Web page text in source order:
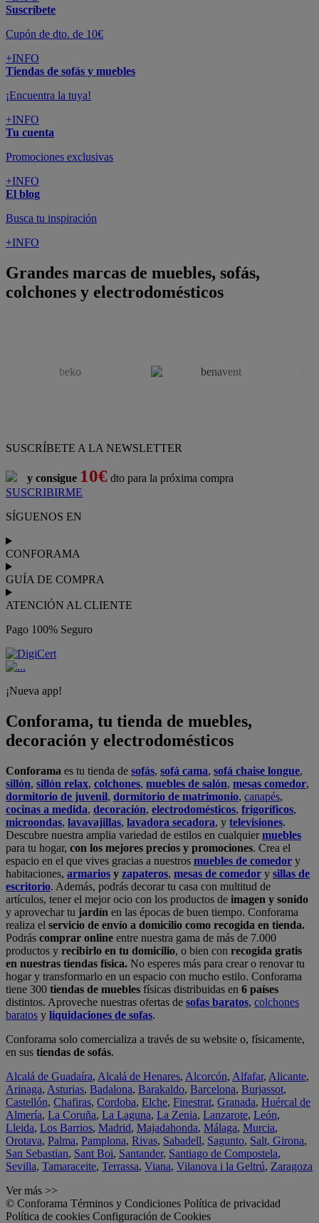
Suscríbete
Cupón de dto. de 10€
+INFO
Tiendas de sofás y muebles
¡Encuentra la tuya!
+INFO
Tu cuenta
Promociones exclusivas
+INFO
El blog
Busca tu inspiración
+INFO
Grandes marcas de muebles, sofás,
colchones y electrodomésticos
SUSCRÍBETE A LA NEWSLETTER
y consigue 10€ dto para la próxima compra
SUSCRIBIRME
SÍGUENOS EN
CONFORAMA
GUÍA DE COMPRA
ATENCIÓN AL CLIENTE
Pago 100% Seguro
¡Nueva app!
Conforama, tu tienda de muebles,
decoración y electrodomésticos
Conforama es tu tienda de sofás, sofá cama, sofá chaise longue,
sillón, sillón relax, colchones, muebles de salón, mesas comedor,
dormitorio de juvenil, dormitorio de matrimonio, canapés,
cocinas a medida, decoración, electrodomésticos, frigoríficos,
microondas, lavavajillas, lavadora secadora, y televisiones.
Descubre nuestra amplia variedad de estilos en cualquiermuebles
para tu hogar, con los mejores precios y promociones. Crea el
espacio en el que vives gracias a nuestros muebles de comedor y
habitaciones, armarios y zapateros, mesas de comedor y sillas de
escritorio. Además, podrás decorar tu casa con multitud de
artículos, tener el mejor ocio con los productos de imagen y sonido
y aprovechar tu jardín en las épocas de buen tiempo. Conforama
realiza el servicio de envío a domicilio como recogida en tienda.
Podrás comprar online entre nuestra gama de más de 7.000
productos y recibirlo en tu domicilio, o bien con recogida gratis
en nuestras tiendas física. No esperes más para crear o renovar tu
hogar y transformarlo en un espacio con mucho estilo. Conforama
tiene 300 tiendas de muebles físicas distribuidas en 6 países
distintos. Aproveche nuestras ofertas de sofas baratos, colchones
baratos y liquidaciones de sofas.
Conforama solo comercializa a través de su website o, físicamente,
en sus tiendas de sofás.
Alcalá de Guadaíra, Alcalá de Henares, Alcorcón, Alfafar, Alicante,
Arinaga, Asturias, Badalona, Barakaldo, Barcelona, Burjassot,
Castellón, Chafiras, Cordoba, Elche, Finestrat, Granada, Huércal de
Almería, La Coruña, La Laguna, La Zenia, Lanzarote, León,
Lleida, Los Barrios, Madrid, Majadahonda, Málaga, Murcia,
Orotava, Palma, Pamplona, Rivas, Sabadell, Sagunto, Salt, Girona,
San Sebastian, Sant Boi, Santander, Santiago de Compostela,
Sevilla, Tamaraceite, Terrassa, Viana, Vilanova i la Geltrú, Zaragoza
Ver más >>
© Conforama Términos y Condiciones Política de privacidad
Política de cookies Configuración de Cookies